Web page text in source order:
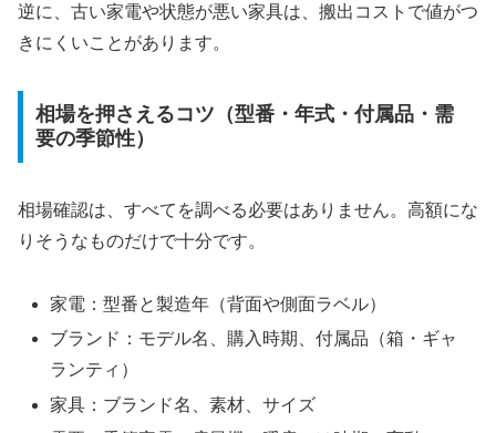
逆に、古い家電や状態が悪い家具は、搬出コストで値がつ
きにくいことがあります。
相場を押さえるコツ（型番・年式・付属品・需
要の季節性）
相場確認は、すべてを調べる必要はありません。高額にな
りそうなものだけで十分です。
家電：型番と製造年（背面や側面ラベル）
ブランド：モデル名、購入時期、付属品（箱・ギャ
ランティ）
家具：ブランド名、素材、サイズ